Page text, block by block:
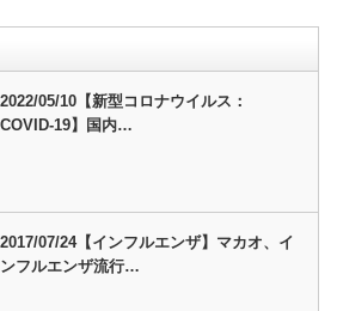
2022/05/10【新型コロナウイルス：
COVID-19】国内…
2017/07/24【インフルエンザ】マカオ、イ
ンフルエンザ流行…